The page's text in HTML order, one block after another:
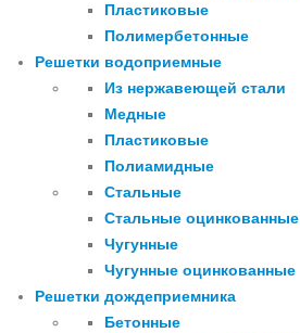
Пластиковые
Полимербетонные
Решетки водоприемные
Из нержавеющей стали
Медные
Пластиковые
Полиамидные
Стальные
Стальные оцинкованные
Чугунные
Чугунные оцинкованные
Решетки дождеприемника
Бетонные